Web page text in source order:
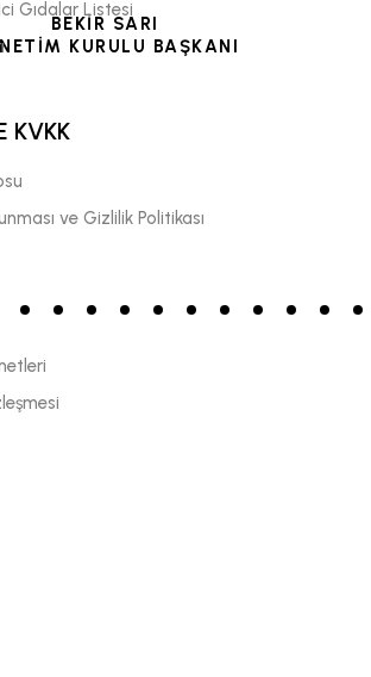
BEKİR SARI
KURULU BAŞKANI
Gıdalar Listesi
KVKK
ve Gizlilik Politikası